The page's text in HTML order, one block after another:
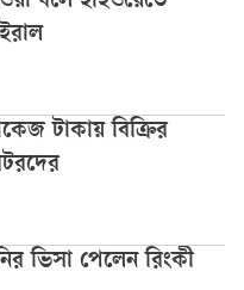
টাকায় বিক্রির
ভিসা পেলেন রিংকী